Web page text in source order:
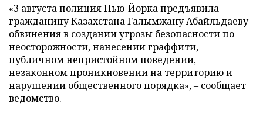
«3 августа полиция Нью-Йорка предъявила
гражданину Казахстана Галымжану Абайльдаеву
обвинения в создании угрозы безопасности по
неосторожности, нанесении граффити,
публичном непристойном поведении,
незаконном проникновении на территорию и
нарушении общественного порядка», – сообщает
ведомство.